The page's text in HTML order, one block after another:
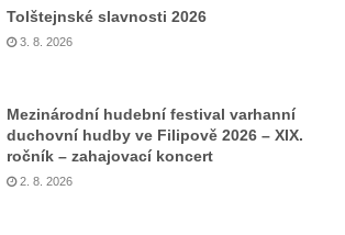
Lípa
Antonína na Národní ulici ve
v Lesoparku v Dubé
v Lesoparku v Dubé
v Lesoparku v Dubé
v Lesoparku v Dubé
Tolštejnské slavnosti 2026
3. 8. 2026
Mezinárodní hudební festival varhanní
duchovní hudby ve Filipově 2026 – XIX.
ročník – zahajovací koncert
2. 8. 2026